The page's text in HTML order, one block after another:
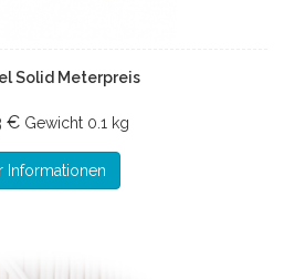
Solid Meterpreis
€ Gewicht 0.1 kg
Informationen